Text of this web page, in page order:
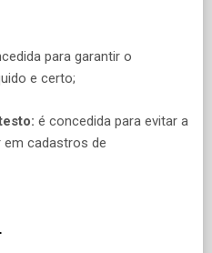
para garantir o
e certo;
é concedida para evitar a
em cadastros de